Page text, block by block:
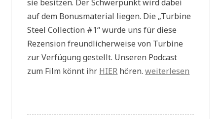
sie besitzen. Der Schwerpunkt wird dabei
auf dem Bonusmaterial liegen. Die „Turbine
Steel Collection #1“ wurde uns für diese
Rezension freundlicherweise von Turbine
zur Verfügung gestellt. Unseren Podcast
zum Film könnt ihr HIER hören.„Extrablatt
Texas
weiterlesen